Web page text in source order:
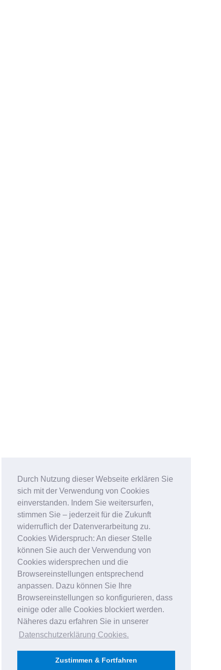
Durch Nutzung dieser Webseite erklären Sie
sich mit der Verwendung von Cookies
einverstanden. Indem Sie weitersurfen,
stimmen Sie – jederzeit für die Zukunft
widerruflich der Datenverarbeitung zu.
Cookies Widerspruch: An dieser Stelle
können Sie auch der Verwendung von
Cookies widersprechen und die
Browsereinstellungen entsprechend
anpassen. Dazu können Sie Ihre
Browsereinstellungen so konfigurieren, dass
einige oder alle Cookies blockiert werden.
Näheres dazu erfahren Sie in unserer
Datenschutzerklärung Cookies.
Zustimmen & Fortfahren